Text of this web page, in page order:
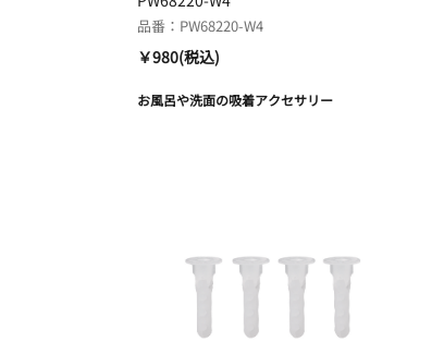
品番：PW68220-W4
￥980(税込)
お風呂や洗面の吸着アクセサリー